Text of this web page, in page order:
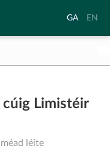
Aistrigh
Gaeilge
GA
to
EN
cúig Limistéir
léite